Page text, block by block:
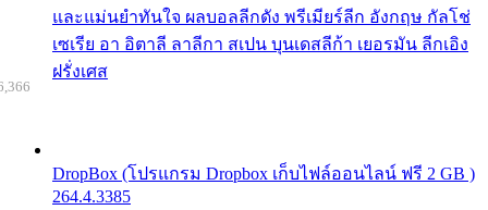
และแม่นยำทันใจ ผลบอลลีกดัง พรีเมียร์ลีก อังกฤษ กัลโช่
เซเรีย อา อิตาลี ลาลีกา สเปน บุนเดสลีก้า เยอรมัน ลีกเอิง
ฝรั่งเศส
DropBox (โปรแกรม Dropbox เก็บไฟล์ออนไลน์ ฟรี 2 GB )
264.4.3385